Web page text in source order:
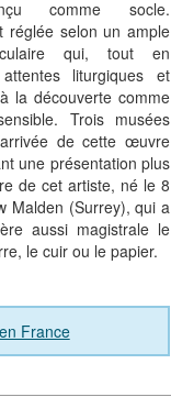
comme socle.
réglée selon un ample
qui, tout en
liturgiques et
la découverte comme
Trois musées
de cette œuvre
une présentation plus
de cet artiste, né le 8
Malden (Surrey), qui a
aussi magistrale le
le cuir ou le papier.
France